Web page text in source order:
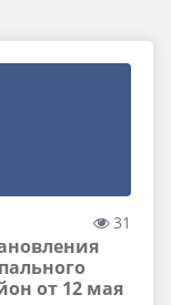
31
от 12 мая